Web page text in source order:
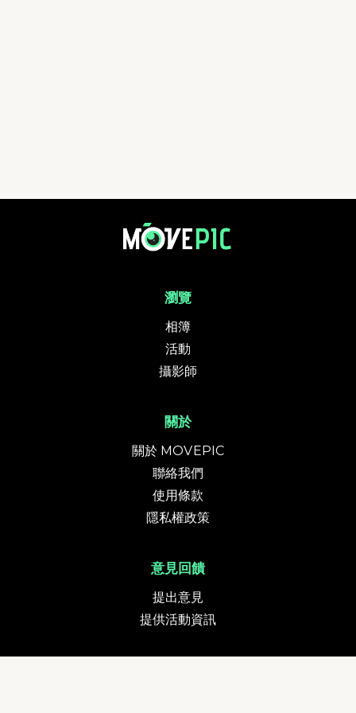
瀏覽
相簿
活動
攝影師
關於
關於 MOVEPIC
聯絡我們
使用條款
隱私權政策
意見回饋
提出意見
提供活動資訊